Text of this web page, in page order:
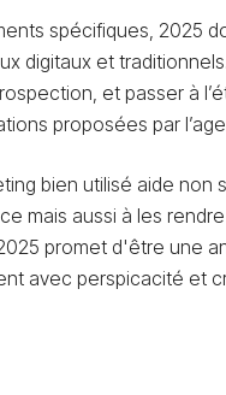
spécifiques, 2025
digitaux et
et passer à
proposées par
bien utilisé aide non
mais aussi à les
promet d'être une
avec perspicacité et